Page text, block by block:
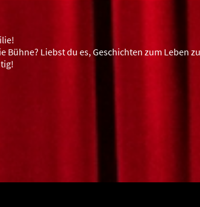
Bühne? Liebst du es, Geschichten zum Leben